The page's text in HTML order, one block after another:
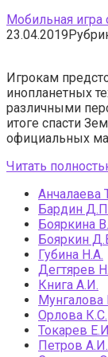
Мобильная игра
23.04.2019
Игрокам
инопланетных
различными
итоге спасти
официальных
Читать
Анчалаева
Бардин
Бояркина
Бояркин
Губина Н.А.
Дегтярев
Книга А.И.
Мунгалова
Орлова К.С.
Токарев
Петров А.И.